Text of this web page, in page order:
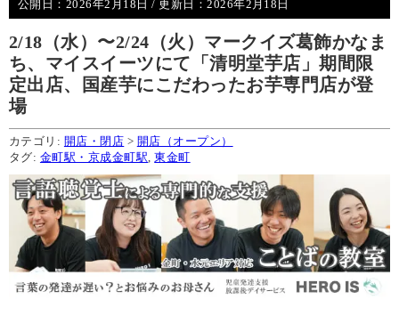
公開日： 2026年2月18日 / 更新日：2026年2月18日
2/18（水）〜2/24（火）マークイズ葛飾かなま
ち、マイスイーツにて「清明堂芋店」期間限
定出店、国産芋にこだわったお芋専門店が登
場
カテゴリ: 開店・閉店 > 開店（オープン）
タグ: 金町駅・京成金町駅 ,東金町